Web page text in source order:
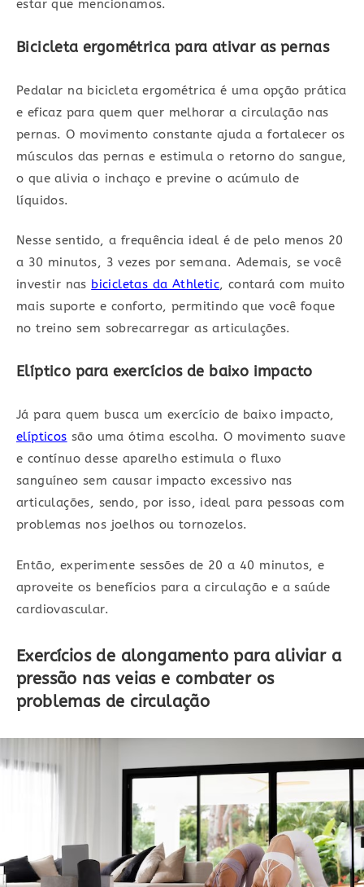
estar que mencionamos.
Bicicleta ergométrica para ativar as pernas
Pedalar na bicicleta ergométrica é uma opção prática
e eficaz para quem quer melhorar a circulação nas
pernas. O movimento constante ajuda a fortalecer os
músculos das pernas e estimula o retorno do sangue,
o que alivia o inchaço e previne o acúmulo de
líquidos.
Nesse sentido, a frequência ideal é de pelo menos 20
a 30 minutos, 3 vezes por semana. Ademais, se você
investir nas bicicletas da Athletic, contará com muito
mais suporte e conforto, permitindo que você foque
no treino sem sobrecarregar as articulações.
Elíptico para exercícios de baixo impacto
Já para quem busca um exercício de baixo impacto,
elípticos são uma ótima escolha. O movimento suave
e contínuo desse aparelho estimula o fluxo
sanguíneo sem causar impacto excessivo nas
articulações, sendo, por isso, ideal para pessoas com
problemas nos joelhos ou tornozelos.
Então, experimente sessões de 20 a 40 minutos, e
aproveite os benefícios para a circulação e a saúde
cardiovascular.
Exercícios de alongamento para aliviar a
pressão nas veias e combater os
problemas de circulação